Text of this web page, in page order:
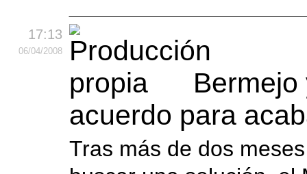
17:13
06/04/2008
acuerdo para
Tras más de dos